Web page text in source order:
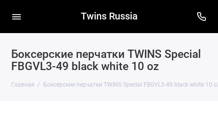
Twins Russia
Боксерские перчатки TWINS Special
FBGVL3-49 black white 10 oz
Главная Боксерские перчатки TWINS Special FBGVL3-49 black white 10